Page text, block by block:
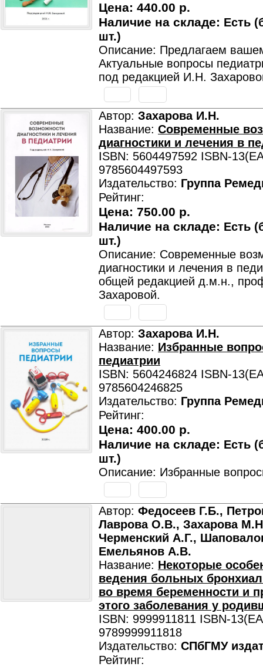
Цена: 440.00 р.
Наличие на складе: Есть
шт.)
Описание: Предлагаем
Актуальные вопросы
под редакцией И.Н.
Автор: Захарова И.Н.
Название: Современные
диагностики и лечения в
ISBN: 5604497592 ISBN-
9785604497593
Издательство: Группа
Рейтинг:
Цена: 750.00 р.
Наличие на складе: Есть
шт.)
Описание: Современные
диагностики и лечения в
общей редакцией д.м.н.,
Захаровой.
Автор: Захарова И.Н.
Название: Избранные
педиатрии
ISBN: 5604246824 ISBN-
9785604246825
Издательство: Группа
Рейтинг:
Цена: 400.00 р.
Наличие на складе: Есть
шт.)
Описание: Избранные
Автор: Федосеев Г.Б.,
Лаврова О.В., Захарова
Черменский А.Г.,
Емельянов А.В.
Название: Некоторые
ведения больных
во время беременности и
этого заболевания у
ISBN: 9999911811 ISBN-
9789999911818
Издательство: СПбГМУ
Рейтинг: